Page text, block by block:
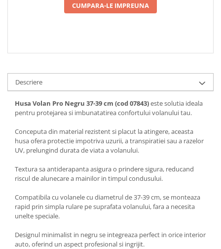
CUMPARA-LE IMPREUNA
Descriere
Husa Volan Pro Negru 37-39 cm (cod 07843)este solutia ideala
pentru protejarea si imbunatatirea confortului volanului tau.
Conceputa din material rezistent si placut la atingere, aceasta
husa ofera protectie impotriva uzurii, a transpiratiei sau a razelor
UV, prelungind durata de viata a volanului.
Textura sa antiderapanta asigura o prindere sigura, reducand
riscul de alunecare a mainilor in timpul condusului.
Compatibila cu volanele cu diametrul de 37-39 cm, se monteaza
rapid prin simpla rulare pe suprafata volanului, fara a necesita
unelte speciale.
Designul minimalist in negru se integreaza perfect in orice interior
auto, oferind un aspect profesional si ingrijit.